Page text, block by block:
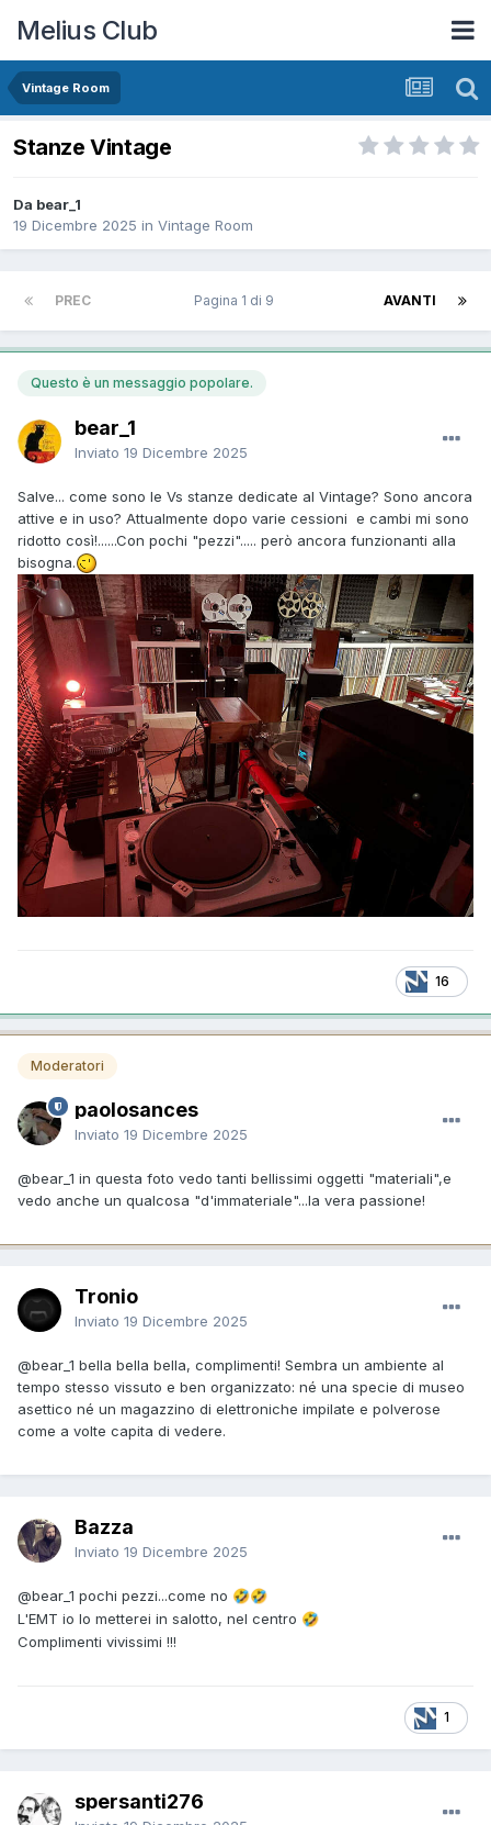
Melius Club
Vintage Room
Stanze Vintage
Da bear_1
19 Dicembre 2025 in Vintage Room
PREC AVANTI
Pagina 1 di 9
Questo è un messaggio popolare.
bear_1
Inviato 19 Dicembre 2025
Salve... come sono le Vs stanze dedicate al Vintage? Sono ancora
attive e in uso? Attualmente dopo varie cessioni e cambi mi sono
ridotto così!......Con pochi "pezzi"..... però ancora funzionanti alla
bisogna.
16
Moderatori
paolosances
Inviato 19 Dicembre 2025
@bear_1 in questa foto vedo tanti bellissimi oggetti "materiali",e
vedo anche un qualcosa "d'immateriale"...la vera passione!
Tronio
Inviato 19 Dicembre 2025
@bear_1 bella bella bella, complimenti! Sembra un ambiente al
tempo stesso vissuto e ben organizzato: né una specie di museo
asettico né un magazzino di elettroniche impilate e polverose
come a volte capita di vedere.
Bazza
Inviato 19 Dicembre 2025
@bear_1 pochi pezzi...come no 🤣🤣
L'EMT io lo metterei in salotto, nel centro 🤣
Complimenti vivissimi !!!
1
spersanti276